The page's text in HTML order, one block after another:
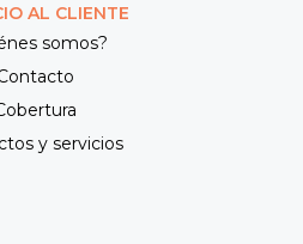
AL CLIENTE
somos?
y servicios